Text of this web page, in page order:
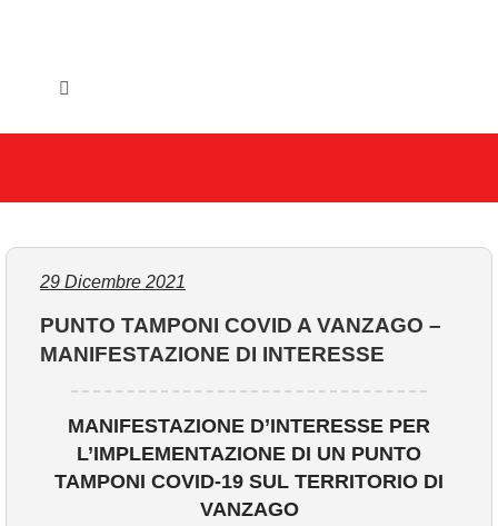
Toggle
IL COMUNE
SERVIZI E UTILITA’
AREE TEMATICHE
VIVERE VANZAGO
COMUNICAZIONE
29 Dicembre 2021
PUNTO TAMPONI COVID A VANZAGO –
MANIFESTAZIONE DI INTERESSE
MANIFESTAZIONE D’INTERESSE PER
L’IMPLEMENTAZIONE DI UN PUNTO
TAMPONI COVID-19 SUL TERRITORIO DI
VANZAGO